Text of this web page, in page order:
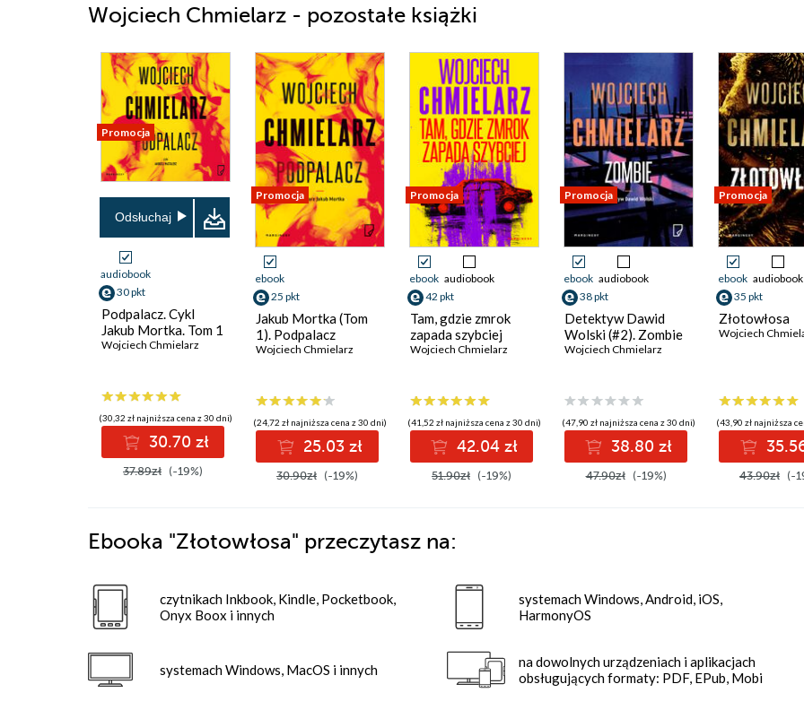
Wojciech Chmielarz - pozostałe książki
Promocja
Odsłuchaj
audiobook
30 pkt
Podpalacz. Cykl
Jakub Mortka. Tom 1
Wojciech Chmielarz
(30,32 zł najniższa cena z 30 dni)
30.70 zł
37.89zł (-19%)
Promocja
ebook
25 pkt
Jakub Mortka (Tom
1). Podpalacz
Wojciech Chmielarz
(24,72 zł najniższa cena z 30 dni)
25.03 zł
30.90zł (-19%)
Promocja
ebook audiobook
42 pkt
Tam, gdzie zmrok
zapada szybciej
Wojciech Chmielarz
(41,52 zł najniższa cena z 30 dni)
42.04 zł
51.90zł (-19%)
Promocja
ebook audiobook
38 pkt
Detektyw Dawid
Wolski (#2). Zombie
Wojciech Chmielarz
(47,90 zł najniższa cena z 30 dni)
38.80 zł
47.90zł (-19%)
Promocja
ebook audiobook
35 pkt
Złotowłosa
Wojciech
(43,90 zł najniższa
43.90zł (-
Ebooka "Złotowłosa" przeczytasz na:
czytnikach Inkbook, Kindle, Pocketbook,
Onyx Boox i innych
systemach Windows, MacOS i innych
systemach Windows, Android, iOS,
HarmonyOS
na dowolnych urządzeniach i aplikacjach
obsługujących formaty: PDF, EPub, Mobi